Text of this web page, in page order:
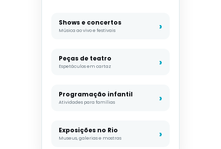
Shows e concertos
Música ao vivo e festivais
Peças de teatro
Espetáculos em cartaz
Programação infantil
Atividades para famílias
Exposições no Rio
Museus, galerias e mostras